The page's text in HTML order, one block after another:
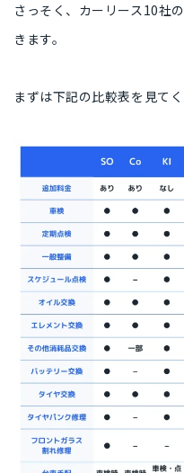
さっそく、カーリース10社
きます。
まずは下記の比較表を見てく